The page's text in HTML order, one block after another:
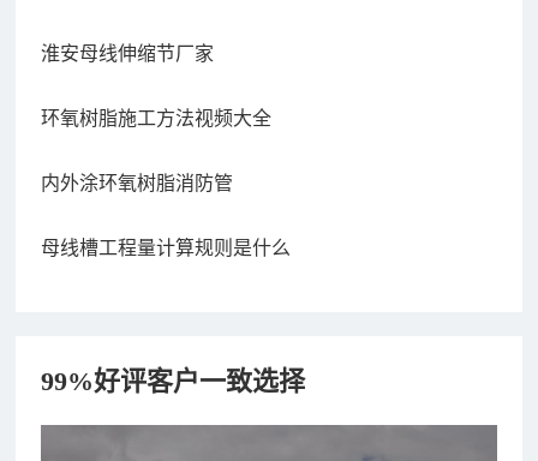
淮安母线伸缩节厂家
环氧树脂施工方法视频大全
内外涂环氧树脂消防管
母线槽工程量计算规则是什么
99%好评客户一致选择